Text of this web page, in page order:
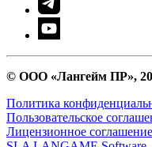
© ООО «Лангейм ПР»,
Политика
Пользовательское
Лицензионное